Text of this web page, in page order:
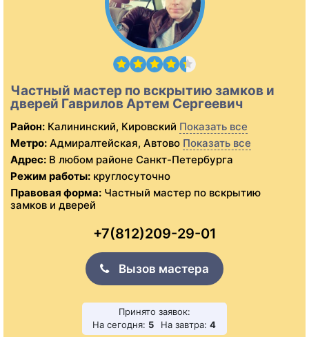
Частный мастер по вскрытию замков и
дверей Гаврилов Артем Сергеевич
Район: Калининский, Кировский Показать все
Метро: Адмиралтейская, Автово Показать все
Адрес: В любом районе Санкт-Петербурга
Режим работы: круглосуточно
Правовая форма: Частный мастер по вскрытию
замков и дверей
+7(812)209-29-01
Вызов мастера
Принято заявок:
На сегодня: 5 На завтра: 4